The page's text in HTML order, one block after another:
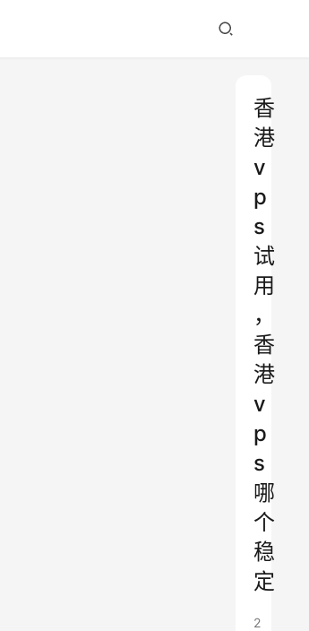
香
港
v
p
s
试
用
，
香
港
v
p
s
哪
个
稳
定
2